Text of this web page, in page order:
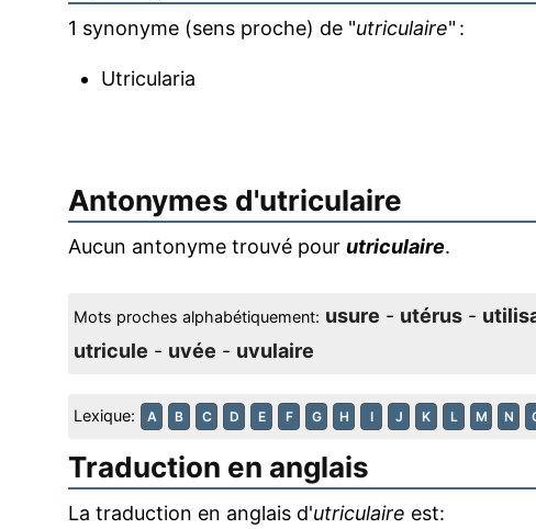
1 synonyme (sens proche) de "utriculaire" :
Utricularia
Antonymes d'utriculaire
Aucun antonyme trouvé pour utriculaire.
Mots proches alphabétiquement: usure - utérus -
utricule - uvée - uvulaire
Lexique: A B C D E F G H I J K L M N
Traduction en anglais
La traduction en anglais d'utriculaire est: